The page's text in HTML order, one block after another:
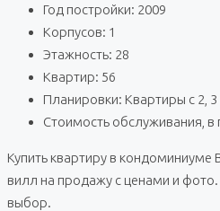
Год постройки: 2009
Корпусов: 1
Этажность: 28
Квартир: 56
Планировки: Квартиры с 2,
Стоимость обслуживания, в
Купить квартиру в кондоминиуме
вилл на продажу с ценами и
выбор.